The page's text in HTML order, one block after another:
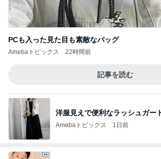
PCも入った見た目も素敵なバッグ
Amebaトピックス 22時間前
記事を読む
洋服見えで便利なラッシュガー
Amebaトピックス 1日前